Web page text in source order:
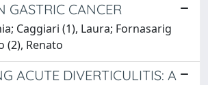
GASTRIC CANCER
Caggiari (1), Laura; Fornasarig
(2), Renato
ACUTE DIVERTICULITIS: A